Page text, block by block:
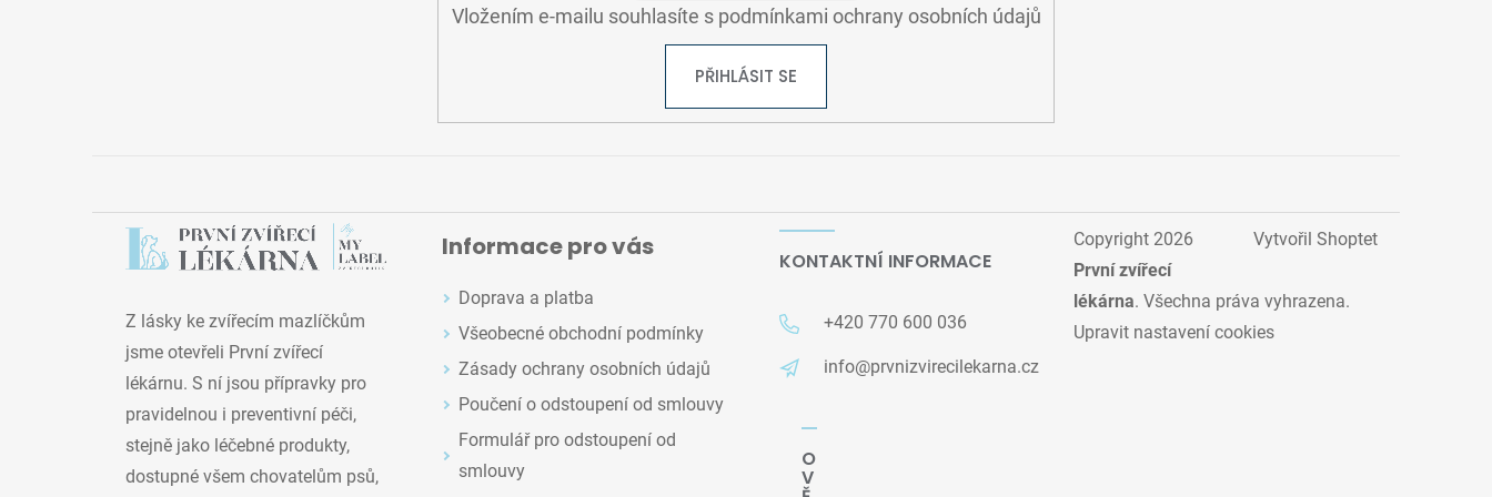
Vložením e-mailu souhlasíte s podmínkami ochrany osobních údajů
PŘIHLÁSIT SE
Z lásky ke zvířecím mazlíčkům
jsme otevřeli První zvířecí
lékárnu. S ní jsou přípravky pro
pravidelnou i preventivní péči,
stejně jako léčebné produkty,
dostupné všem chovatelům psů,
Informace pro vás
Doprava a platba
Všeobecné obchodní podmínky
Zásady ochrany osobních údajů
Poučení o odstoupení od smlouvy
Formulář pro odstoupení od
smlouvy
KONTAKTNÍ INFORMACE
+420 770 600 036
info@prvnizvirecilekarna.cz
O
V
Vytvořil Shoptet
Copyright 2026
První zvířecí
lékárna. Všechna práva vyhrazena.
Upravit nastavení cookies